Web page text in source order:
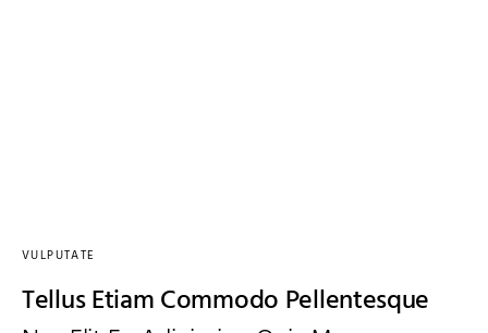
VULPUTATE
Tellus Etiam Commodo Pellentesque